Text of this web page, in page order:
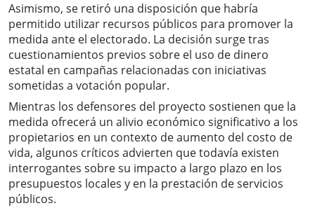
Asimismo, se retiró una disposición que habría
permitido utilizar recursos públicos para promover la
medida ante el electorado. La decisión surge tras
cuestionamientos previos sobre el uso de dinero
estatal en campañas relacionadas con iniciativas
sometidas a votación popular.
Mientras los defensores del proyecto sostienen que la
medida ofrecerá un alivio económico significativo a los
propietarios en un contexto de aumento del costo de
vida, algunos críticos advierten que todavía existen
interrogantes sobre su impacto a largo plazo en los
presupuestos locales y en la prestación de servicios
públicos.